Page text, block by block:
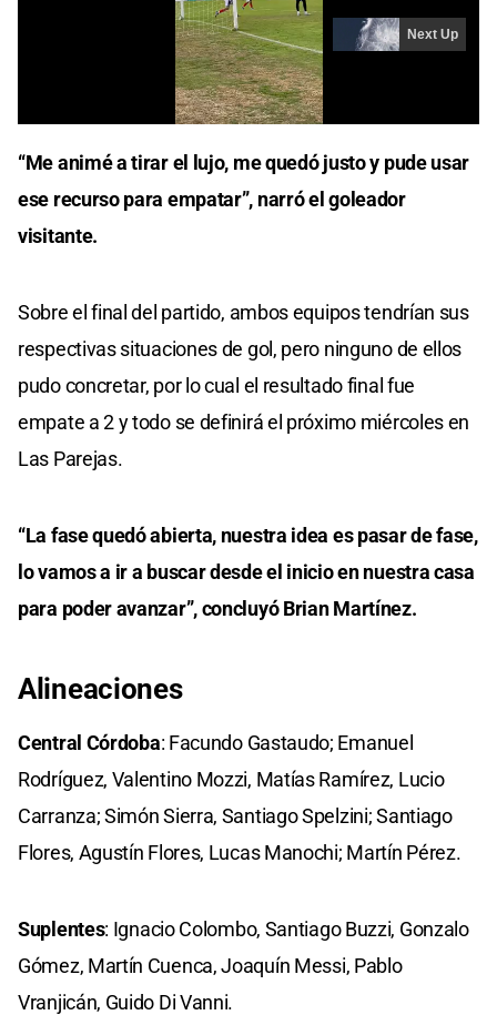
“Me animé a tirar el lujo, me quedó justo y pude usar
ese recurso para empatar”, narró el goleador
visitante.
Sobre el final del partido, ambos equipos tendrían sus
respectivas situaciones de gol, pero ninguno de ellos
pudo concretar, por lo cual el resultado final fue
empate a 2 y todo se definirá el próximo miércoles en
Las Parejas.
“La fase quedó abierta, nuestra idea es pasar de fase,
lo vamos a ir a buscar desde el inicio en nuestra casa
para poder avanzar”, concluyó Brian Martínez.
Alineaciones
Central Córdoba: Facundo Gastaudo; Emanuel
Rodríguez, Valentino Mozzi, Matías Ramírez, Lucio
Carranza; Simón Sierra, Santiago Spelzini; Santiago
Flores, Agustín Flores, Lucas Manochi; Martín Pérez.
Suplentes: Ignacio Colombo, Santiago Buzzi, Gonzalo
Gómez, Martín Cuenca, Joaquín Messi, Pablo
Vranjicán, Guido Di Vanni.